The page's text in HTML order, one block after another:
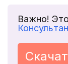
Важно!